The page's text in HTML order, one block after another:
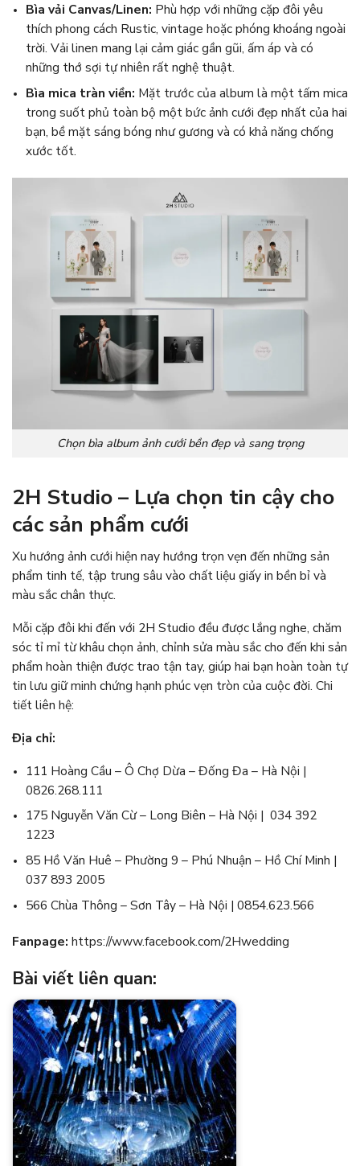
Bìa vải Canvas/Linen: Phù hợp với những cặp đôi yêu
thích phong cách Rustic, vintage hoặc phóng khoáng ngoài
trời. Vải linen mang lại cảm giác gần gũi, ấm áp và có
những thớ sợi tự nhiên rất nghệ thuật.
Bìa mica tràn viền: Mặt trước của album là một tấm mica
trong suốt phủ toàn bộ một bức ảnh cưới đẹp nhất của hai
bạn, bề mặt sáng bóng như gương và có khả năng chống
xước tốt.
Chọn bìa album ảnh cưới bền đẹp và sang trọng
2H Studio – Lựa chọn tin cậy cho
các sản phẩm cưới
Xu hướng ảnh cưới hiện nay hướng trọn vẹn đến những sản
phẩm tinh tế, tập trung sâu vào chất liệu giấy in bền bỉ và
màu sắc chân thực.
Mỗi cặp đôi khi đến với 2H Studio đều được lắng nghe, chăm
sóc tỉ mỉ từ khâu chọn ảnh, chỉnh sửa màu sắc cho đến khi sản
phẩm hoàn thiện được trao tận tay, giúp hai bạn hoàn toàn tự
tin lưu giữ minh chứng hạnh phúc vẹn tròn của cuộc đời. Chi
tiết liên hệ:
Địa chỉ:
111 Hoàng Cầu – Ô Chợ Dừa – Đống Đa – Hà Nội |
0826.268.111
175 Nguyễn Văn Cừ – Long Biên – Hà Nội | 034 392
1223
85 Hồ Văn Huê – Phường 9 – Phú Nhuận – Hồ Chí Minh |
037 893 2005
566 Chùa Thông – Sơn Tây – Hà Nội | 0854.623.566
Fanpage: https://www.facebook.com/2Hwedding
Bài viết liên quan: